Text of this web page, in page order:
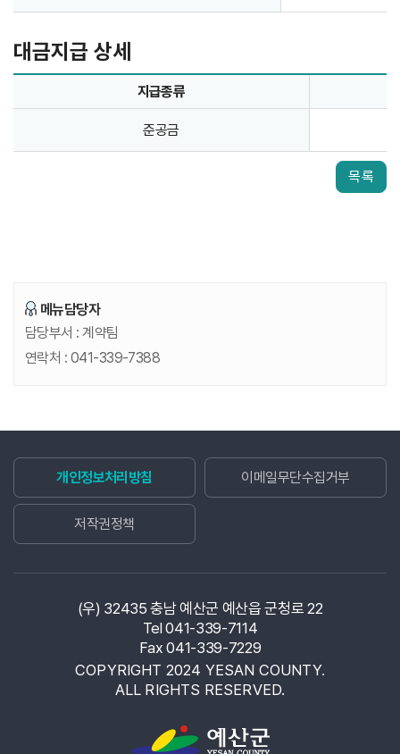
대금지급 상세
2026년 예산군문예회관 예초 및 전정작업 대금지급 상세 표
2026년 예산군문예회관 예초 및 전정작업 대금지급 상세
지급종류
준공금
목록
메뉴담당자
담당부서 :계약팀
연락처 : 041-339-7388
개인정보처리방침 이메일무단수집거부
저작권정책
(우) 32435 충남 예산군 예산읍 군청로 22
Tel 041-339-7114
Fax 041-339-7229
COPYRIGHT 2024 YESAN COUNTY.
ALL RIGHTS RESERVED.